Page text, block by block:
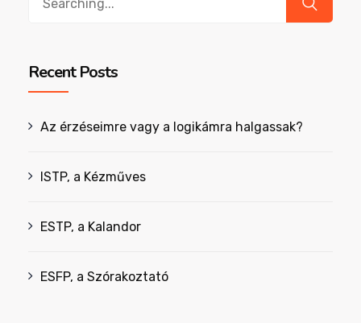
Recent Posts
Az érzéseimre vagy a logikámra halgassak?
ISTP, a Kézműves
ESTP, a Kalandor
ESFP, a Szórakoztató